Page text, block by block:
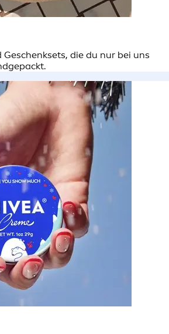
Geschenksets, die du nur bei uns